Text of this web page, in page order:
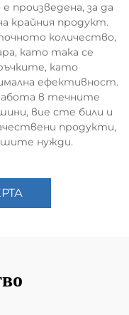
произведена, за да
крайния продукт.
количество,
като така се
като
ефективност.
в течните
вие сте били и
продукти,
нужди.